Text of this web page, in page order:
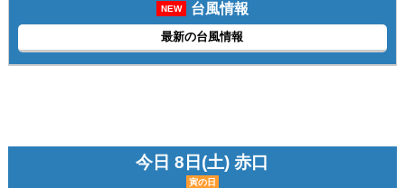
NEW 台風情報
最新の台風情報
今日 8日(土) 赤口
寅の日